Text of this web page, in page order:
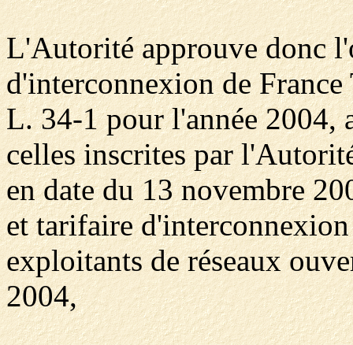
L'Autorité approuve donc
d'interconnexion de France
L. 34-1 pour l'année 2004,
celles inscrites par
en date du 13 novembre
et tarifaire
exploitants de réseaux
2004,